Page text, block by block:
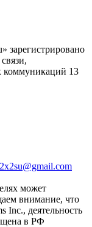
зарегистрировано
коммуникаций 13
может
внимание, что
Inc., деятельность
в РФ